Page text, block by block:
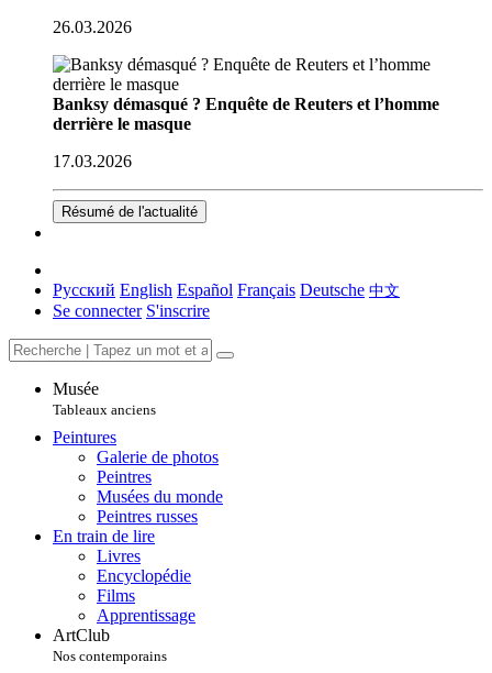
26.03.2026
Banksy démasqué ? Enquête de Reuters et l’homme
derrière le masque
17.03.2026
Résumé de l'actualité
Русский English Español Français Deutsche 中文
Se connecter S'inscrire
Musée
Tableaux anciens
Peintures
Galerie de photos
Peintres
Musées du monde
Peintres russes
En train de lire
Livres
Encyclopédie
Films
Apprentissage
ArtClub
Nos contemporains